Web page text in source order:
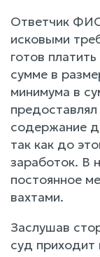
Ответчик
исковыми
готов
сумме в
минимума в
содержание
так как до
заработок. В
постоянное
вахтами.
Заслушав
суд